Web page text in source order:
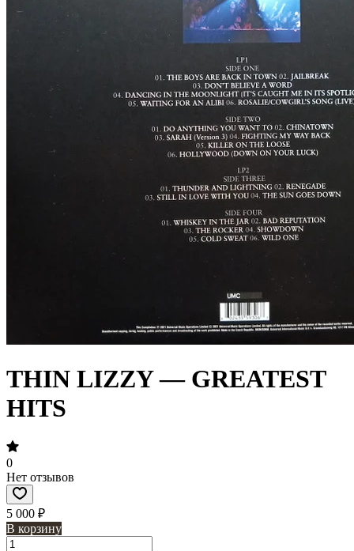
THIN LIZZY — GREATEST
HITS
0
Нет отзывов
5 000 ₽
В корзину